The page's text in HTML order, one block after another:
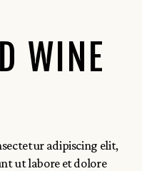
WINE
adipiscing elit,
ut labore et dolore